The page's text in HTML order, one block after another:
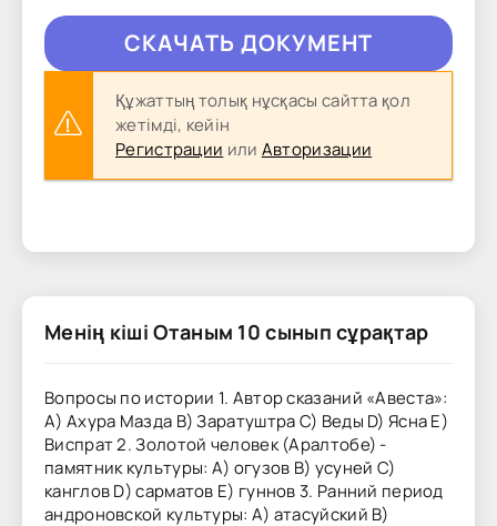
CКAЧAТЬ ДОКУМЕНТ
Құжаттың толық нұсқасы сайтта қол
жетімді, кейін
Регистрации или Авторизации
Менің кіші Отаным 10 сынып сұрақтар
Вопросы по истории 1. Автор сказаний «Авеста»:
А) Ахура Мазда В) Заратуштра С) Веды D) Ясна Е)
Виспрат 2. Золотой человек (Аралтобе) -
памятник культуры: А) огузов В) усуней С)
канглов D) сарматов Е) гуннов 3. Ранний период
андроновской культуры: А) атасуйский В)